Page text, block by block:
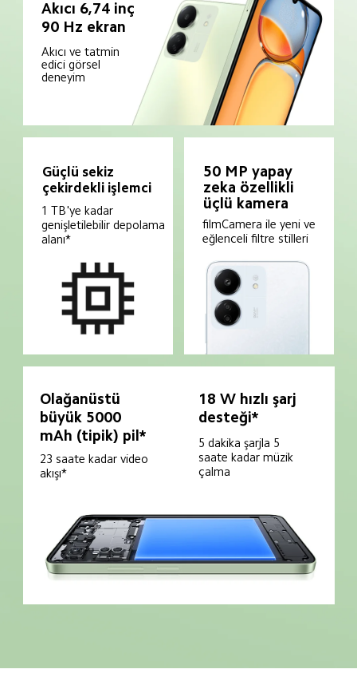
Akıcı ve tatmin
edici görsel
deneyim
Akıcı 6,74 inç
90 Hz ekran
Güçlü sekiz
çekirdekli işlemci
1 TB'ye kadar
genişletilebilir depolama
alanı*
50 MP yapay
zeka özellikli
üçlü kamera
filmCamera ile yeni ve
eğlenceli filtre stilleri
Olağanüstü
büyük 5000
mAh (tipik) pil*
23 saate kadar video
akışı*
18 W hızlı şarj
desteği*
5 dakika şarjla 5
saate kadar müzik
çalma